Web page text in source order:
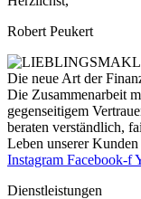
Robert Peukert
Die neue Art der
Die Zusammenarbeit
gegenseitigem
beraten verständlich,
Leben unserer
Instagram Facebook-f
Dienst­leistungen